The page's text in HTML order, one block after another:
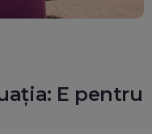
E pentru